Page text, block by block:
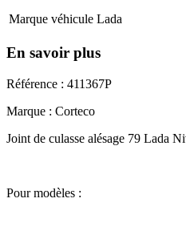
Marque véhicule Lada
En savoir plus
Référence : 411367P
Marque : Corteco
Joint de culasse alésage 79 Lada
Pour modèles :